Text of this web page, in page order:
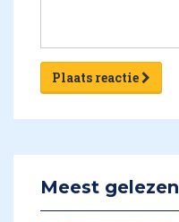
Plaats reactie
Meest gelezen